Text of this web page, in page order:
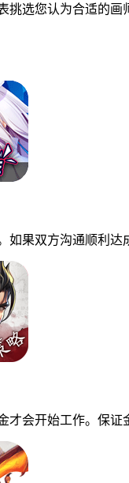
您认为合适的画
双方沟通顺利达
开始工作。保证